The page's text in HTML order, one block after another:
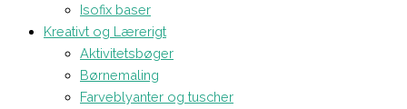
Isofix baser
Kreativt og Lærerigt
Aktivitetsbøger
Børnemaling
Farveblyanter og tuscher